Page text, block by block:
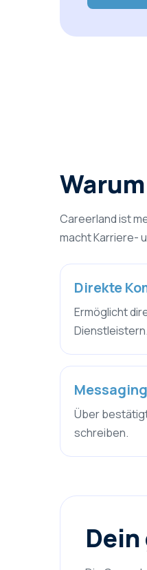
Careerland ist
macht Karriere-
Direkte
Ermöglicht
Dienstleistern.
Messaging
Über
schreiben.